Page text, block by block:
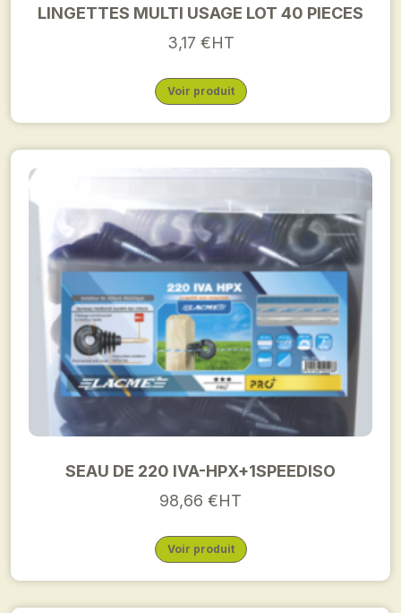
LINGETTES MULTI USAGE LOT 40 PIECES
3,17 €HT
Voir produit
SEAU DE 220 IVA-HPX+1SPEEDISO
98,66 €HT
Voir produit